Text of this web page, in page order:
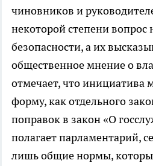
чиновников и
некоторой степени вопрос
безопасности, а их
общественное мнение о
отмечает, что инициатива
форму, как отдельного
поправок в закон «О
полагает парламентарий,
лишь общие нормы,